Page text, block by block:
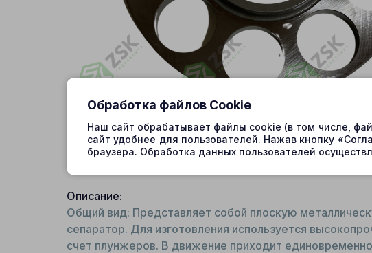
Описание:
Общий вид: Представляет собой плоскую
сепаратор. Для изготовления используется
счет плунжеров. В движение приходит
Обработка файлов Cookie
Наш сайт обрабатывает файлы cookie (в том числе,
сайт удобнее для пользователей. Нажав кнопку
браузера. Обработка данных пользователей